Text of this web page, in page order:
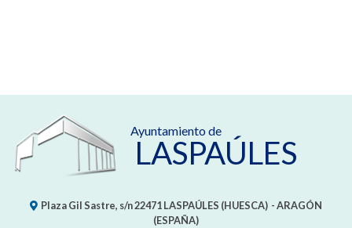
Ayuntamiento de
LASPAÚLES
Plaza Gil Sastre, s/n22471LASPAÚLES (HUESCA) - ARAGÓN
(ESPAÑA)